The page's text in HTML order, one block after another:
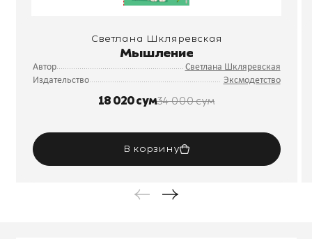
Светлана Шкляревская
Мышление
Автор
Светлана Шкляревская
Издательство
Эксмодетство
18 020 сум34 000 сум
В корзину